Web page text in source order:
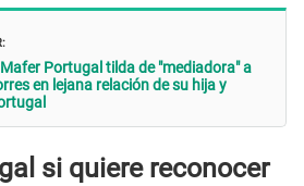
Portugal tilda de "mediadora" a
en lejana relación de su hija y
si quiere reconocer